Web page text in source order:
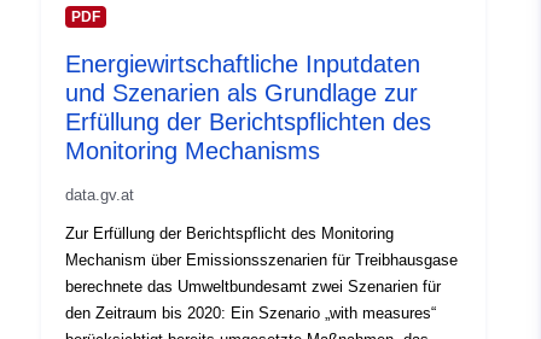
kasvuhoonegaaside heitkogustest on otseselt seotud
heitestsenaariumide koostamiseks vaja
energiamajanduslikke andmeid. Need koostati koostöös
majandusuuringute instituudiga (WIFO), Viini
Tehnikaülikooli energiaökonoomika töörühmaga ja
Austria Energiaagentuuriga ning need võeti kokku
aruandes „Energy Economic Input Data and Scenarios“.
PDF
Energiewirtschaftliche Inputdaten
und Szenarien als Grundlage zur
Erfüllung der Berichtspflichten des
Monitoring Mechanisms
data.gv.at
Zur Erfüllung der Berichtspflicht des Monitoring
Mechanism über Emissionsszenarien für Treibhausgase
berechnete das Umweltbundesamt zwei Szenarien für
den Zeitraum bis 2020: Ein Szenario „with measures“